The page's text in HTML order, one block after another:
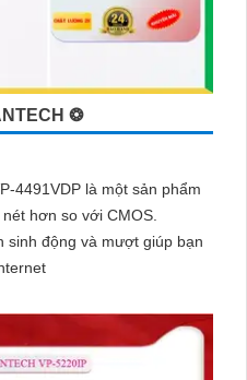
❂
4491VDP là một sản phẩm
hơn so với CMOS.
sinh động và mượt giúp bạn